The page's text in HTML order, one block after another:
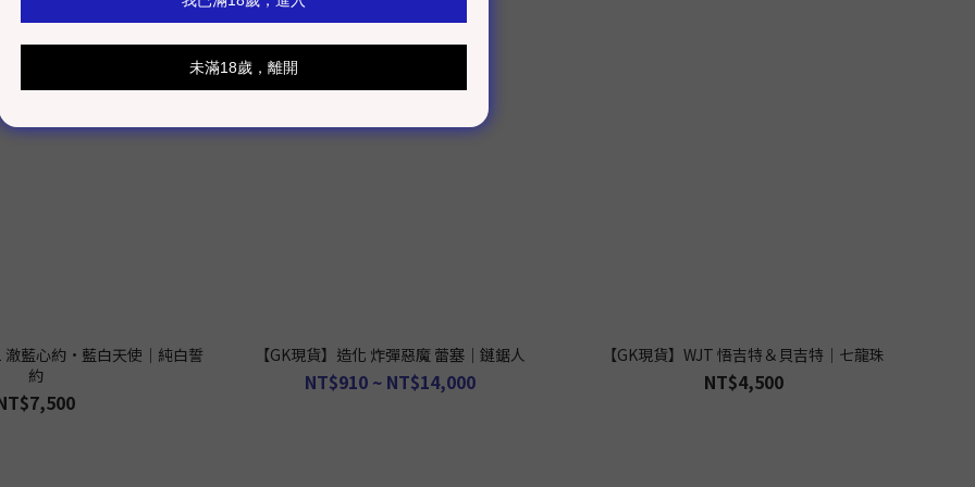
澈藍心約·藍白天使｜純白誓
約
【GK現貨】造化 炸彈惡魔 蕾塞｜鏈鋸人
NT$910 ~ NT$14,000
【GK現貨】WJT 悟吉特＆貝吉特｜七龍珠
NT$4,500